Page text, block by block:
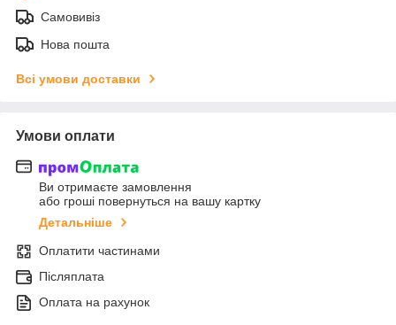
Самовивіз
Нова пошта
Всі умови доставки
Умови оплати
Ви отримаєте замовлення
або гроші повернуться на вашу картку
Детальніше
Оплатити частинами
Післяплата
Оплата на рахунок